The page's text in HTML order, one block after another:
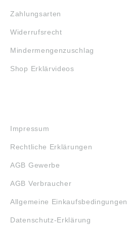
Zahlungsarten
Widerrufsrecht
Mindermengenzuschlag
Shop Erklärvideos
Impressum
Rechtliche Erklärungen
AGB Gewerbe
AGB Verbraucher
Allgemeine Einkaufsbedingungen
Datenschutz-Erklärung